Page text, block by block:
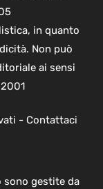
in quanto
Non può
ai sensi
- Contattaci
gestite da